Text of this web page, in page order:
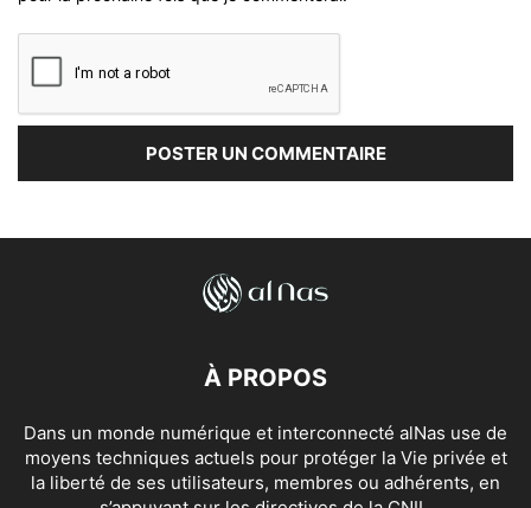
À PROPOS
Dans un monde numérique et interconnecté alNas use de
moyens techniques actuels pour protéger la Vie privée et
la liberté de ses utilisateurs, membres ou adhérents, en